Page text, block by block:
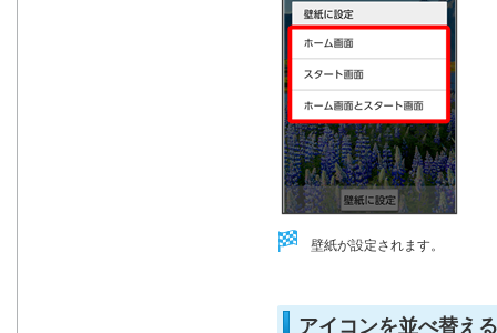
壁紙が設定されます。
アイコンを並べ替える